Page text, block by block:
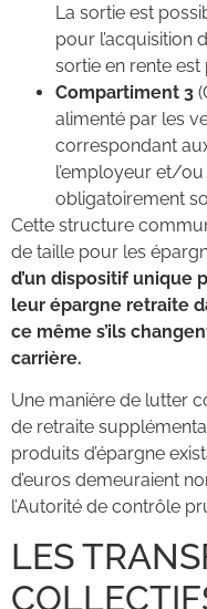
La sortie est
pour l’acquisition
sortie en rente
Compartiment 3
alimenté par les
correspondant
l’employeur et/
obligatoirement
Cette structure
de taille pour les
d’un dispositif unique
leur épargne retraite
ce même s’ils
carrière.
Une manière de lutter
de retraite
produits d’épargne
d’euros demeuraient
l’Autorité de contrôle
LES